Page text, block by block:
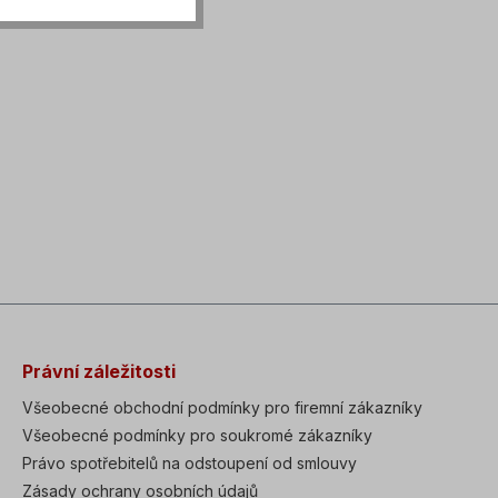
Právní záležitosti
Všeobecné obchodní podmínky pro firemní zákazníky
Všeobecné podmínky pro soukromé zákazníky
Právo spotřebitelů na odstoupení od smlouvy
Zásady ochrany osobních údajů